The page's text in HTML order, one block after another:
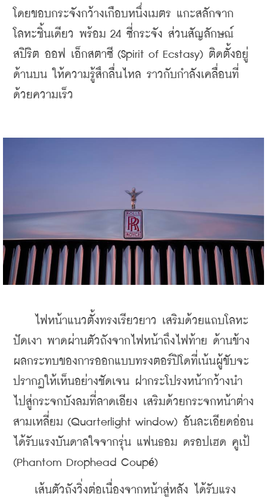
โดยขอบกระจังกว้างเกือบหนึ่งเมตร แกะสลักจาก
โลหะชิ้นเดียว พร้อม 24 ซี่กระจัง ส่วนสัญลักษณ์
สปิริต ออฟ เอ็กสตาซี (Spirit of Ecstasy) ติดตั้งอยู่
ด้านบน ให้ความรู้สึกลื่นไหล ราวกับกำลังเคลื่อนที่
ด้วยความเร็ว
ไฟหน้าแนวตั้งทรงเรียวยาว เสริมด้วยแถบโลหะ
ปัดเงา พาดผ่านตัวถังจากไฟหน้าถึงไฟท้าย ด้านข้าง
ผลกระทบของการออกแบบทรงตอร์ปิโดที่เน้นผู้ขับจะ
ปรากฏให้เห็นอย่างชัดเจน ฝากระโปรงหน้ากว้างนำ
ไปสู่กระจกบังลมที่ลาดเอียง เสริมด้วยกระจกหน้าต่าง
สามเหลี่ยม (Quarterlight window) อันละเอียดอ่อน
ได้รับแรงบันดาลใจจากรุ่น แฟนธอม ดรอปเฮด คูเป้
(Phantom Drophead Coupé)
เส้นตัวถังวิ่งต่อเนื่องจากหน้าสู่หลัง ได้รับแรง